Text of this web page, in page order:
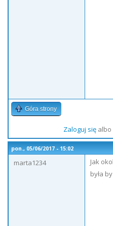
Góra strony
Zaloguj sięalbo
pon., 05/06/2017 - 15:02
marta1234
Jak
była